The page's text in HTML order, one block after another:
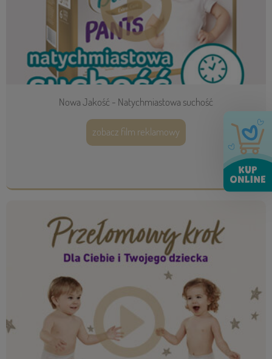
Nowa Jakość - Natychmiastowa suchość
zobacz film reklamowy